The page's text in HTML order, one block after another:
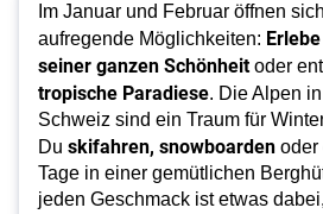
Im Januar und Februar öffnen
aufregende Möglichkeiten:
seiner ganzen Schönheitoder
tropische Paradiese. Die Alpen
Schweiz sind ein Traum für
Du skifahren, snowboarden oder
Tage in einer gemütlichen
jeden Geschmack ist etwas